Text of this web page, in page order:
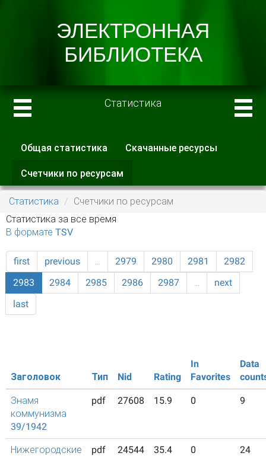
Статистика
Главные вкладки
Общая статистика Скачанные ресурсы
Счетчики по ресурсам
вкладка)
Статистика
Счетчики по ресурсам
Статистика за все время
В формате TSV
first previous … 2979 2980 2981
2982
2983
2984 2985 2986 2987 …
next
last
Заголовок Тип Nid Rating
In
Favorites
Data
Знамя
коммунизма
39/1942
pdf 27608 15.9 0 9
Нижегородские
pdf 24544 35.4 0 24